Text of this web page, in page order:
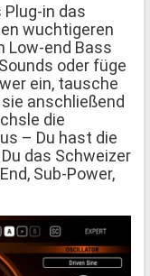
in das
wuchtigeren
Low-end Bass
oder füge
ein, tausche
anschließend
die
– Du hast die
das Schweizer
Sub-Power,